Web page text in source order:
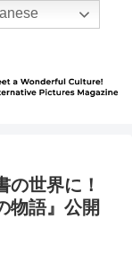
の世界に！
物語』公開